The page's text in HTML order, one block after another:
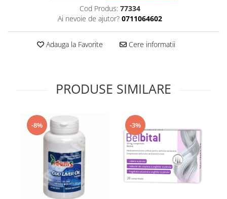
Supliment Vitamina C
Supliment Vitamina D3
Tuse gat si respiratie
Cod Produs: 77334
Ai nevoie de ajutor? 0711064602
Adauga la Favorite Cere informatii
PRODUSE SIMILARE
-8% -3%